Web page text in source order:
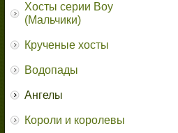
Хосты серии Boy
(Мальчики)
Крученые хосты
Водопады
Ангелы
Короли и королевы